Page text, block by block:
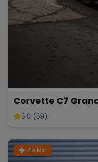
Corvette C7
5.0 (59)
~29 Min